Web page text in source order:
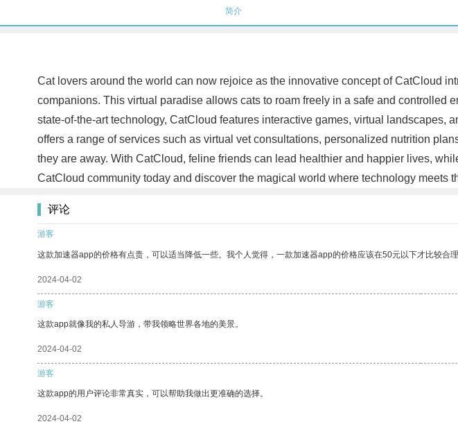
简介
Cat lovers around the world can now rejoice as the innovative concept of CatCloud
companions. This virtual paradise allows cats to roam freely in a safe and
state-of-the-art technology, CatCloud features interactive games, virtual landscapes,
offers a range of services such as virtual vet consultations, personalized nutrition
they are away. With CatCloud, feline friends can lead healthier and happier lives,
CatCloud community today and discover the magical world where technology meets
评论
游客
这款加速器app的价格有点贵，可以适当降低一些。我个人觉得，一款加速器app的价格应该在50元以下才比较合理
2024-04-02
游客
这款app就像我的私人导游，带我领略世界各地的美景。
2024-04-02
游客
这款app的用户评论非常真实，可以帮助我做出更准确的选择。
2024-04-02